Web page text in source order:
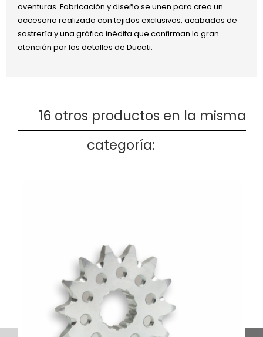
aventuras. Fabricación y diseño se unen para crea un
accesorio realizado con tejidos exclusivos, acabados de
sastrería y una gráfica inédita que confirman la gran
atención por los detalles de Ducati.
16 otros productos en la misma
categoría: